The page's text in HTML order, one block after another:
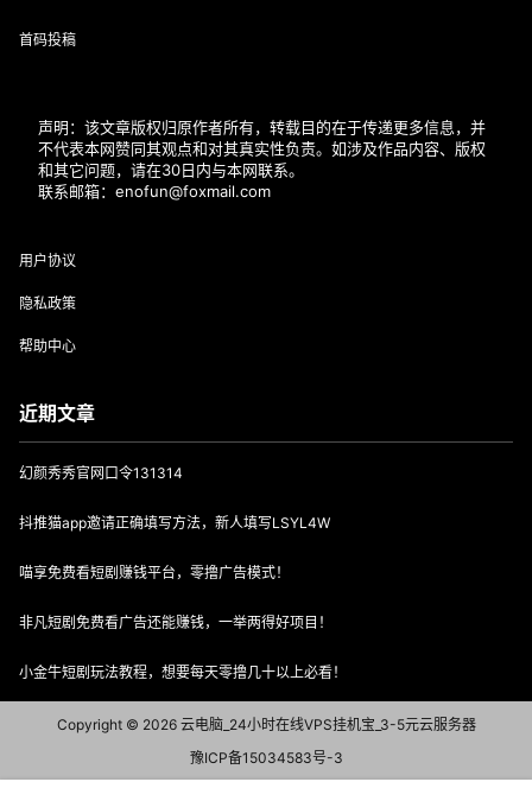
首码投稿
声明：该文章版权归原作者所有，转载目的在于传递更多信息，并
不代表本网赞同其观点和对其真实性负责。如涉及作品内容、版权
和其它问题，请在30日内与本网联系。
联系邮箱：enofun@foxmail.com
用户协议
隐私政策
帮助中心
近期文章
幻颜秀秀官网口令131314
抖推猫app邀请正确填写方法，新人填写LSYL4W
喵享免费看短剧赚钱平台，零撸广告模式！
非凡短剧免费看广告还能赚钱，一举两得好项目！
小金牛短剧玩法教程，想要每天零撸几十以上必看！
Copyright © 2026云电脑_24小时在线VPS挂机宝_3-5元云服务器
豫ICP备15034583号-3